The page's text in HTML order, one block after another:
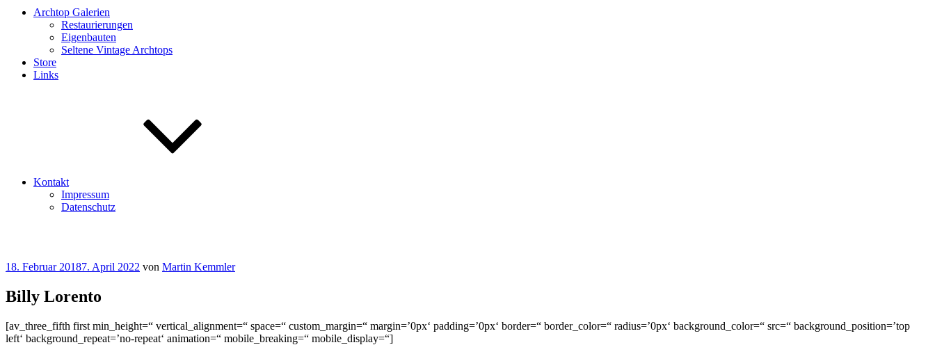
Archtop Galerien
Restaurierungen
Eigenbauten
Seltene Vintage Archtops
Store
Links
Kontakt
Impressum
Datenschutz
Veröffentlicht
18. Februar 20187. April 2022 von Martin Kemmler
Billy Lorento
[av_three_fifth first min_height=“ vertical_alignment=“ space=“ custom_margin=“ margin=’0px‘ padding=’0px‘ border=“ border_color=“ radius=’0px‘ background_color=“ src=“ background_position=’top
left‘ background_repeat=’no-repeat‘ animation=“ mobile_breaking=“ mobile_display=“]